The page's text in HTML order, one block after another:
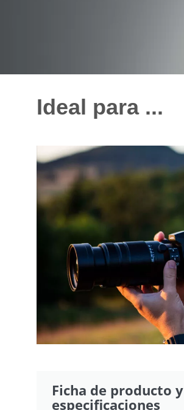
Ideal para ...
Ficha de producto y
especificaciones